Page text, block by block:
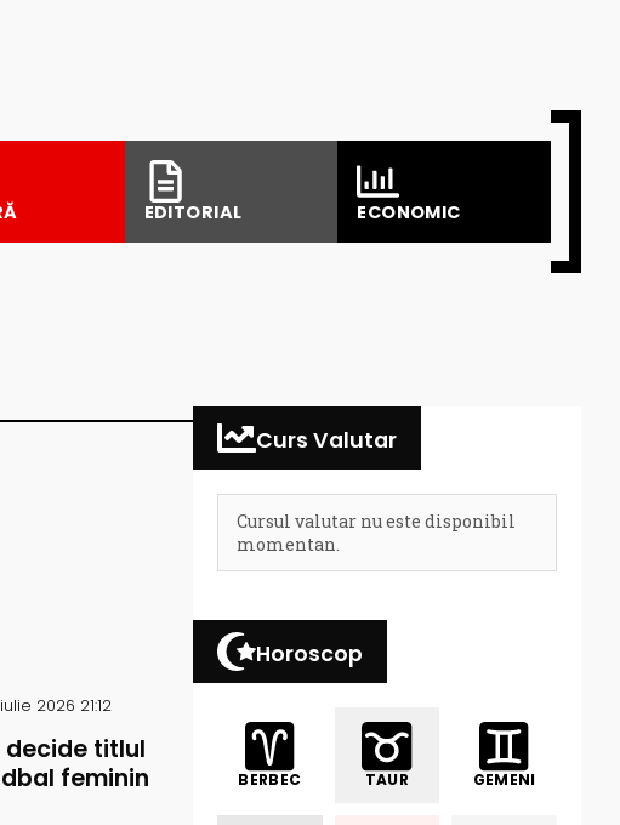
EDITORIAL ECONOMIC
2026 21:12
decide titlul
feminin
Curs Valutar
Cursul valutar nu este disponibil
momentan.
Horoscop
BERBEC TAUR GEMENI